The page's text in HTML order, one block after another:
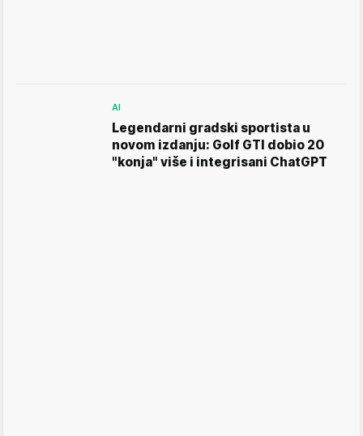
AI
Legendarni gradski sportista u
novom izdanju: Golf GTI dobio 20
"konja" više i integrisani ChatGPT